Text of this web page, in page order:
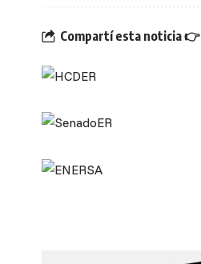
Compartí esta noticia 👉